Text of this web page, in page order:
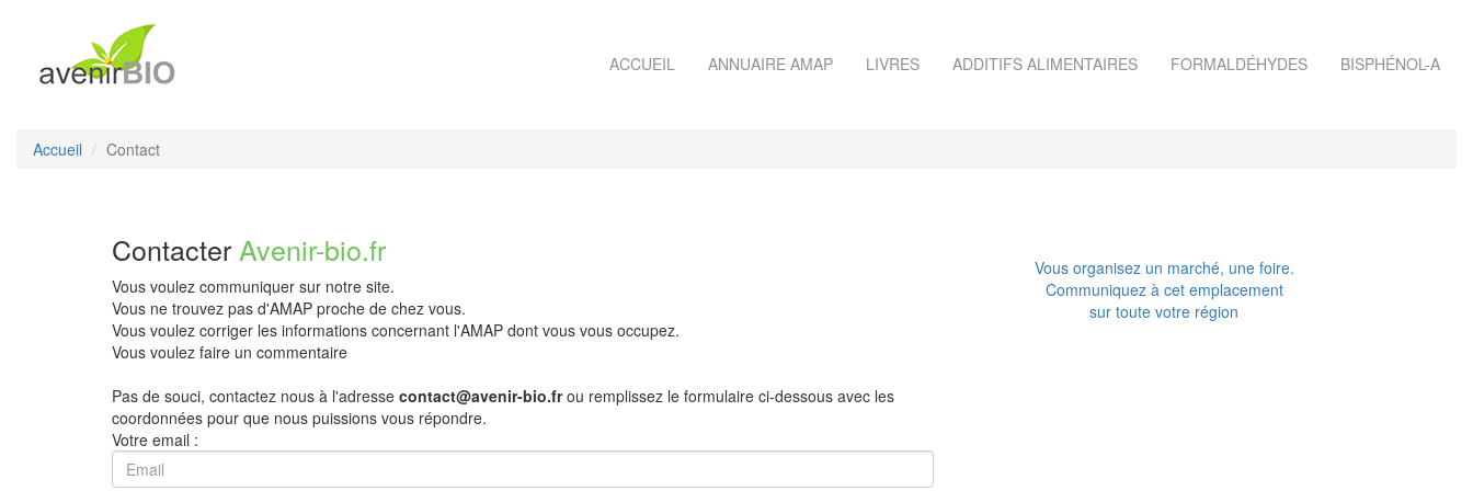
ACCUEIL ANNUAIRE AMAP LIVRES ADDITIFS ALIMENTAIRES FORMALDÉHYDES BISPHÉNOL-A
Accueil Contact
Contacter Avenir-bio.fr
Vous voulez communiquer sur notre site.
Vous ne trouvez pas d'AMAP proche de chez vous.
Vous voulez corriger les informations concernant l'AMAP dont vous vous occupez.
Vous voulez faire un commentaire
Pas de souci, contactez nous à l'adresse contact@avenir-bio.frou remplissez le formulaire ci-dessous avec les
coordonnées pour que nous puissions vous répondre.
Votre email :
Vous organisez un marché, une foire.
Communiquez à cet emplacement
sur toute votre région